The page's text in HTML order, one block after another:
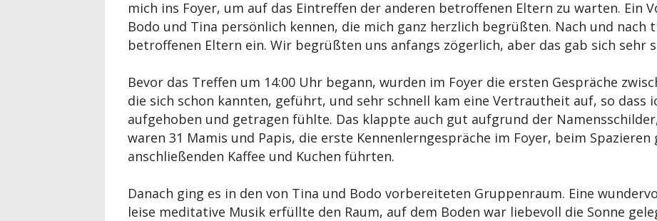
mich ins Foyer, um auf das Eintreffen der anderen betroffenen Eltern zu warten. Ein
Bodo und Tina persönlich kennen, die mich ganz herzlich begrüßten. Nach und nach
betroffenen Eltern ein. Wir begrüßten uns anfangs zögerlich, aber das gab sich sehr
Bevor das Treffen um 14:00 Uhr begann, wurden im Foyer die ersten Gespräche
die sich schon kannten, geführt, und sehr schnell kam eine Vertrautheit auf, so dass
aufgehoben und getragen fühlte. Das klappte auch gut aufgrund der
waren 31 Mamis und Papis, die erste Kennenlerngespräche im Foyer, beim Spazieren
anschließenden Kaffee und Kuchen führten.
Danach ging es in den von Tina und Bodo vorbereiteten Gruppenraum. Eine
leise meditative Musik erfüllte den Raum, auf dem Boden war liebevoll die Sonne